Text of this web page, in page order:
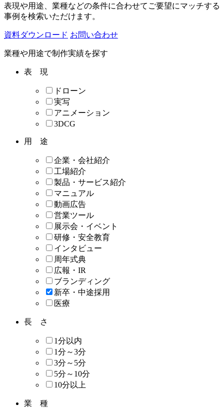
表現や用途、業種などの条件に合わせてご要望にマッチする
事例を検索いただけます。
資料ダウンロード お問い合わせ
業種や用途で制作実績を探す
表 現
ドローン
実写
アニメーション
3DCG
用 途
企業・会社紹介
工場紹介
製品・サービス紹介
マニュアル
動画広告
営業ツール
展示会・イベント
研修・安全教育
インタビュー
周年式典
広報・IR
ブランディング
新卒・中途採用
医療
長 さ
1分以内
1分～3分
3分～5分
5分～10分
10分以上
業 種